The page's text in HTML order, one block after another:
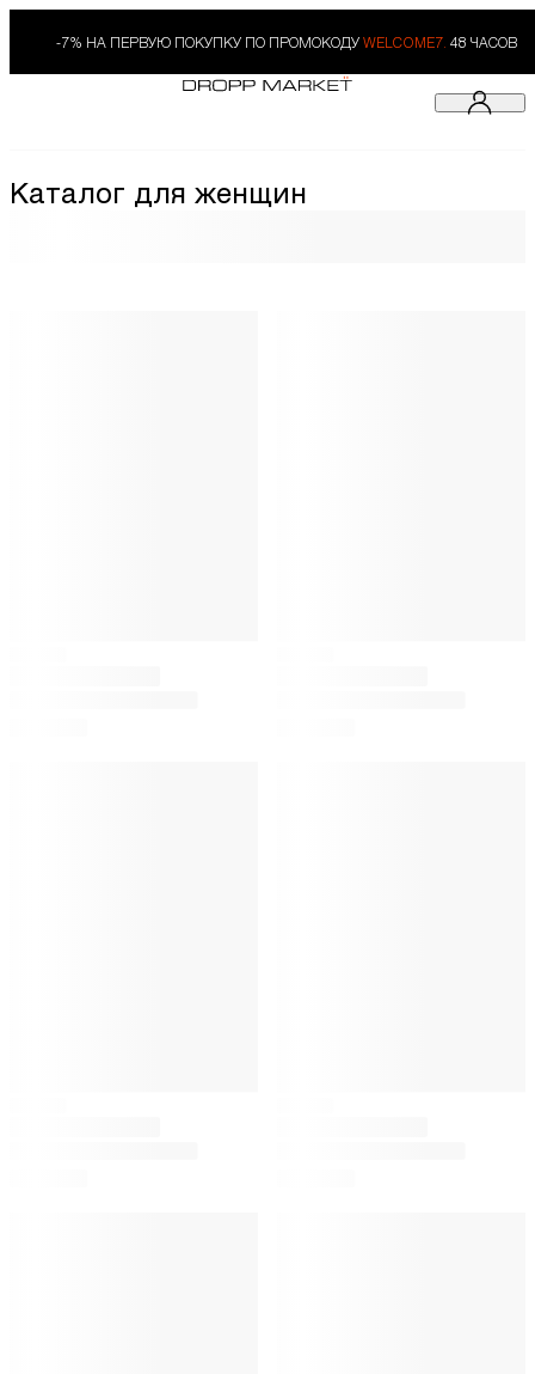
-7% НА ПЕРВУЮ ПОКУПКУ ПО ПРОМОКОДУ WELCOME7. 48 ЧАСОВ
Каталог для женщин